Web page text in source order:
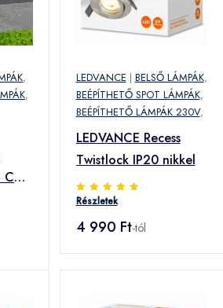
,
,
LEDVANCE | BELSŐ LÁMPÁK,
BEÉPÍTHETŐ SPOT LÁMPÁK,
BEÉPÍTHETŐ LÁMPÁK 230V,
LEDVANCE Recess
Twistlock IP20 nikkel
Részletek
4 990 Ft-tól